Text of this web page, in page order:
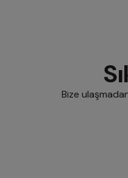
Bize